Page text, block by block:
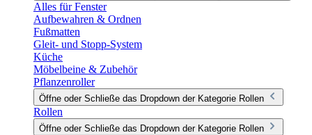
Alles für Fenster
Aufbewahren & Ordnen
Fußmatten
Gleit- und Stopp-System
Küche
Möbelbeine & Zubehör
Pflanzenroller
Öffne oder Schließe das Dropdown der Kategorie Rollen
Rollen
Öffne oder Schließe das Dropdown der Kategorie Rollen